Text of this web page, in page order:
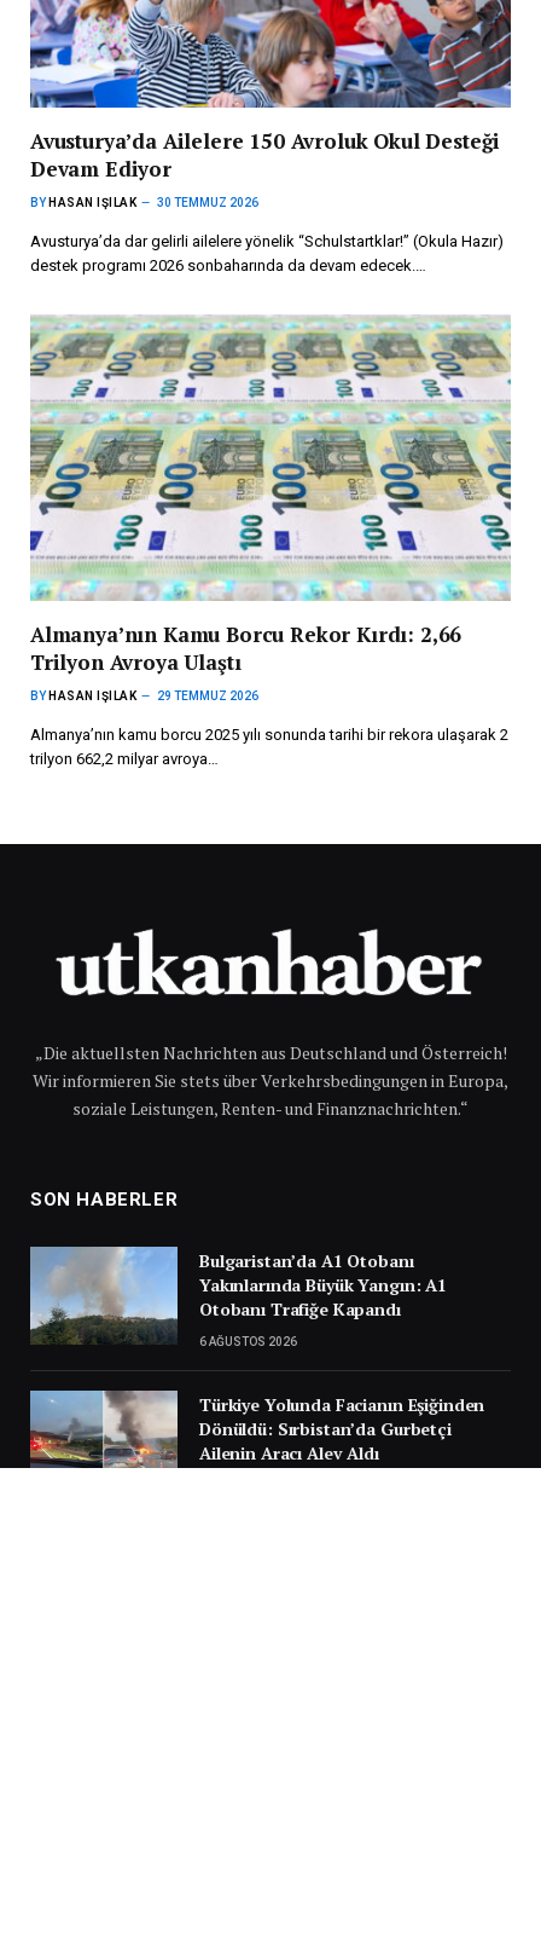
Avusturya’da Ailelere 150 Avroluk Okul Desteği
Devam Ediyor
BY HASAN IŞILAK 30 TEMMUZ 2026
Avusturya’da dar gelirli ailelere yönelik “Schulstartklar!” (Okula Hazır)
destek programı 2026 sonbaharında da devam edecek.…
Almanya’nın Kamu Borcu Rekor Kırdı: 2,66
Trilyon Avroya Ulaştı
BY HASAN IŞILAK 29 TEMMUZ 2026
Almanya’nın kamu borcu 2025 yılı sonunda tarihi bir rekora ulaşarak 2
trilyon 662,2 milyar avroya…
„Die aktuellsten Nachrichten aus Deutschland und Österreich!
Wir informieren Sie stets über Verkehrsbedingungen in Europa,
soziale Leistungen, Renten- und Finanznachrichten.“
SON HABERLER
Bulgaristan’da A1 Otobanı
Yakınlarında Büyük Yangın: A1
Otobanı Trafiğe Kapandı
6 AĞUSTOS 2026
Türkiye Yolunda Facianın Eşiğinden
Dönüldü: Sırbistan’da Gurbetçi
Ailenin Aracı Alev Aldı